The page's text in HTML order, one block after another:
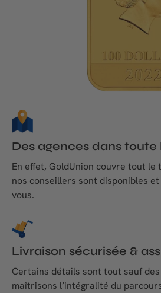
Des agences dans toute
En effet, GoldUnion couvre tout
nos conseillers sont disponibles
vous.
Livraison sécurisée &
Certains détails sont tout sauf
maîtrisons l’intégralité du